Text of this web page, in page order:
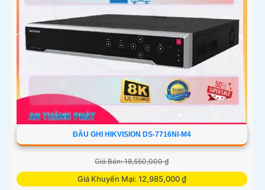
ĐẦU GHI HIKVISION DS-7716NI-M4
Giá Bán: 18,550,000 ₫
Giá Khuyến Mại: 12,985,000 ₫